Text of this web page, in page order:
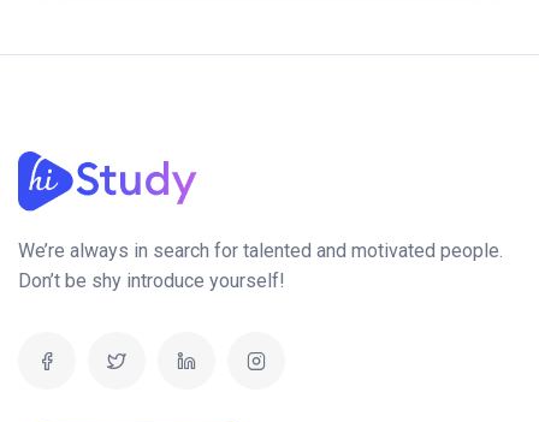
We’re always in search for talented and motivated people.
Don’t be shy introduce yourself!